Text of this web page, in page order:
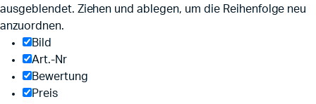
ausgeblendet. Ziehen und ablegen, um die Reihenfolge neu
anzuordnen.
Bild
Art.-Nr
Bewertung
Preis